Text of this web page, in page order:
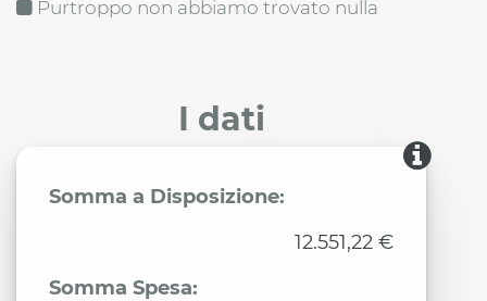
Purtroppo non abbiamo trovato nulla
I dati
Somma a Disposizione:
12.551,22 €
Somma Spesa: